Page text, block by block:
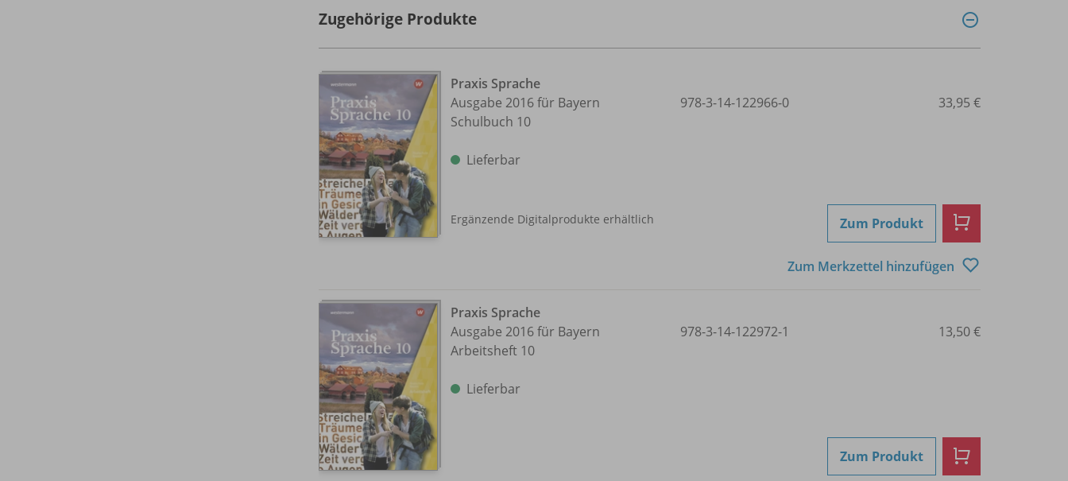
Zugehörige Produkte
Praxis Sprache
Ausgabe 2016 für Bayern
Schulbuch 10
Lieferbar
Ergänzende Digitalprodukte erhältlich
978-3-14-122966-0 33,95 €
Zum Produkt
Zum Merkzettel hinzufügen
Praxis Sprache
Ausgabe 2016 für Bayern
Arbeitsheft 10
Lieferbar
978-3-14-122972-1 13,50 €
Zum Produkt